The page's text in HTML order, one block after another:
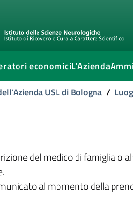
economiciL'Azienda
USL di Bologna /
del medico di famiglia o
al momento della